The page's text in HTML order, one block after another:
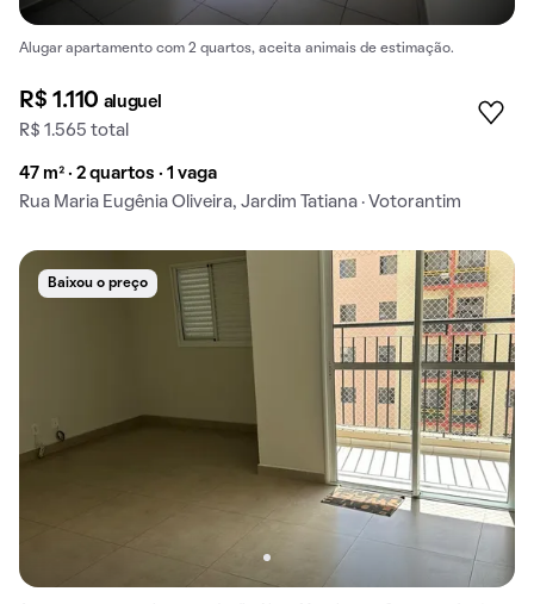
Alugar apartamento com 2 quartos, aceita animais de estimação.
R$ 1.110 aluguel
R$ 1.565 total
47 m² · 2 quartos · 1 vaga
Rua Maria Eugênia Oliveira, Jardim Tatiana · Votorantim
Baixou o preço